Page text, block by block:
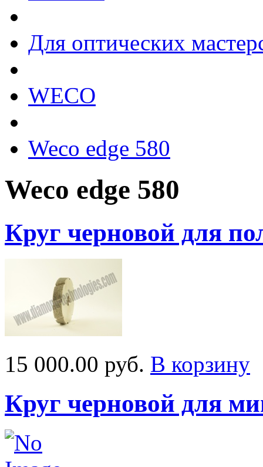
Для оптических
WECO
Weco edge 580
Weco edge 580
Круг черновой для
15 000.00 руб. В корзину
Круг черновой для